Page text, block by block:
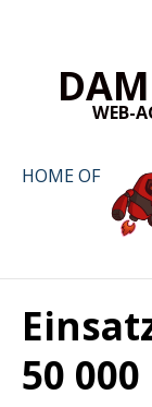
WEB-
HOME OF
50 000